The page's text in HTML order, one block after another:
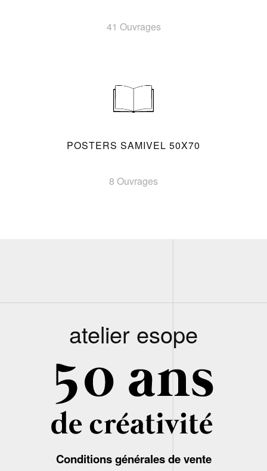
41 Ouvrages
POSTERS SAMIVEL 50X70
8 Ouvrages
atelier esope
Conditions générales de vente